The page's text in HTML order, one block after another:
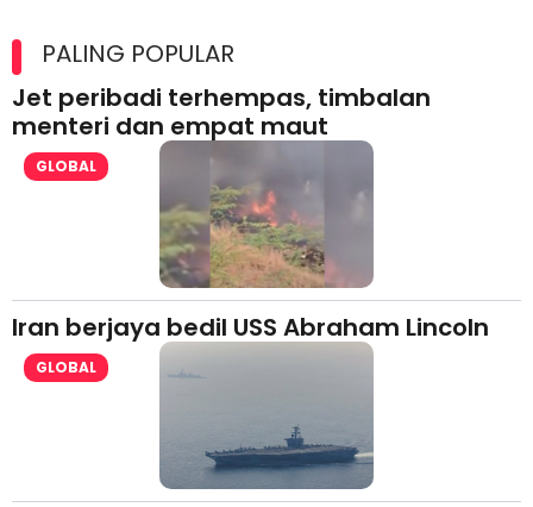
lesen separuh pertama 2026
PALING POPULAR
Jet peribadi terhempas, timbalan
menteri dan empat maut
GLOBAL
Iran berjaya bedil USS Abraham Lincoln
GLOBAL